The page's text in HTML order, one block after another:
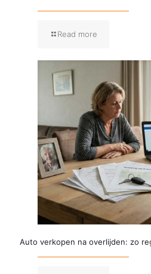
Read more
Auto verkopen na overlijden: zo